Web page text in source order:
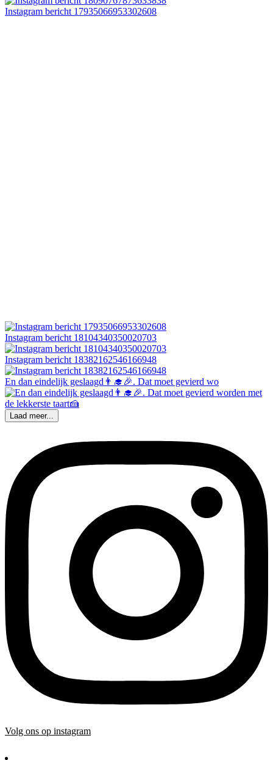
Instagram bericht 17935066953302608
Instagram bericht 18104340350020703
Instagram bericht 18382162546166948
En dan eindelijk geslaagd👨‍🎓🎉. Dat moet gevierd wo
Laad meer...
Volg ons op instagram